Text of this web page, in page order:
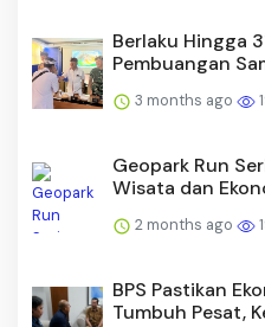
Berlaku Hingga
Pembuangan
3 months ago
Geopark Run
Wisata dan
2 months ago
BPS Pastikan
Tumbuh Pesat,